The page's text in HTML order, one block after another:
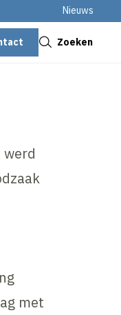
Nieuws
Zoeken
met